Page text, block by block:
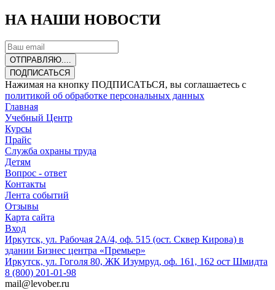
НА НАШИ НОВОСТИ
ОТПРАВЛЯЮ....
ПОДПИСАТЬСЯ
Нажимая на кнопку ПОДПИСАТЬСЯ, вы соглашаетесь с
политикой об обработке персональных данных
Главная
Учебный Центр
Курсы
Прайс
Служба охраны труда
Детям
Вопрос - ответ
Контакты
Лента событий
Отзывы
Карта сайта
Вход
Иркутск, ул. Рабочая 2А/4, оф. 515 (ост. Сквер Кирова) в
здании Бизнес центра «Премьер»
Иркутск, ул. Гоголя 80, ЖК Изумруд, оф. 161, 162 ост Шмидта
8 (800) 201-01-98
mail@levober.ru